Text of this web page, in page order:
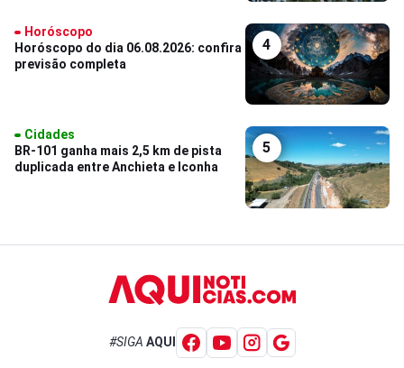
4
Horóscopo
Horóscopo do dia 06.08.2026: confira
previsão completa
5
Cidades
BR-101 ganha mais 2,5 km de pista
duplicada entre Anchieta e Iconha
#SIGA AQUI